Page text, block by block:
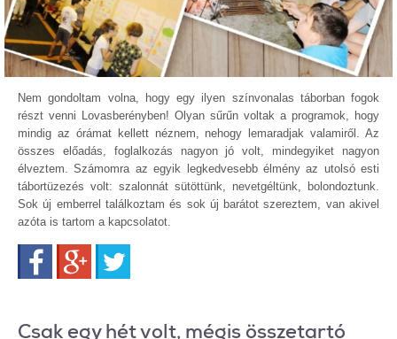
Nem gondoltam volna, hogy egy ilyen színvonalas táborban fogok
részt venni Lovasberényben! Olyan sűrűn voltak a programok, hogy
mindig az órámat kellett néznem, nehogy lemaradjak valamiről. Az
összes előadás, foglalkozás nagyon jó volt, mindegyiket nagyon
élveztem. Számomra az egyik legkedvesebb élmény az utolsó esti
tábortüzezés volt: szalonnát sütöttünk, nevetgéltünk, bolondoztunk.
Sok új emberrel találkoztam és sok új barátot szereztem, van akivel
azóta is tartom a kapcsolatot.
FacebookGoogle+
Csak egy hét volt, mégis összetartó